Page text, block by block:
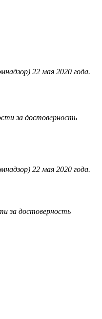
22 мая 2020 года.
за достоверность
22 мая 2020 года.
за достоверность